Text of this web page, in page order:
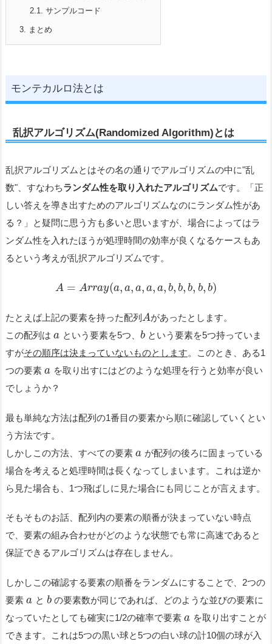
2.1. サンプルコード
3. まとめ
モンテカルロ法とは
乱択アルゴリズム(Randomized Algorithm)とは
乱択アルゴリズムとはその名の通りでアルゴリズムの中に"乱
数"、すなわちランダム性を取り入れたアルゴリズムです。「正
しい答えを導き出すためのアルゴリズムなのにランダム性があ
る？」と疑問に思う方も多いと思いますが、場合によってはラ
ンダム性を入れたほうが処理時間の効率が良くなるケースもあ
るという考えが乱択アルゴリズムです。
A = Array(a, a, a, a, a, b, b, b, b, b)
たとえば上記の要素を持った配列 Aがあったとします。
この配列は a という要素を5つ、 bという要素を5つ持っていま
すがその順序は決まっていないものとします。このとき、ある1
つの要素 a を取り出すにはどのような処理を行うと効率が良い
でしょうか？
最も単純な方法は配列の1番目の要素から順に確認していくとい
う方法です。
しかしこの方法、すべての要素 a が配列の後ろに固まっている
場合を考えると処理時間は長くなってしまいます。これは逆か
ら見た場合も、1つ飛ばしに見た場合にも同じことが言えます。
そもそものお話、配列内の要素の順番が決まっていない時点
で、要素の組み合わせがどのような状態でも常に高速であると
保証できるアルゴリズムは存在しません。
しかしこの確認する要素の順番をランダムにすることで、2つの
要素 a と bの要素数が同じであれば、どのような並びの要素に
なっていたとしても確実に1/2の確率で要素 a を取り出すことが
できます。これは5つの黒い球と5つの白い球の計10個の球が入